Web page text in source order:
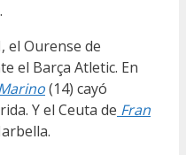
el Ourense de
el Barça Atletic. En
(14) cayó
Y el Ceuta de Fran